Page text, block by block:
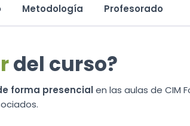
Metodología Profesorado
del curso?
forma presencialen las aulas de CIM